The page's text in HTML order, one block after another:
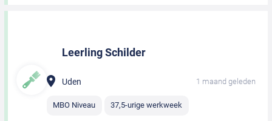
Leerling Schilder
Uden 1 maand geleden
MBO Niveau 37,5-urige werkweek